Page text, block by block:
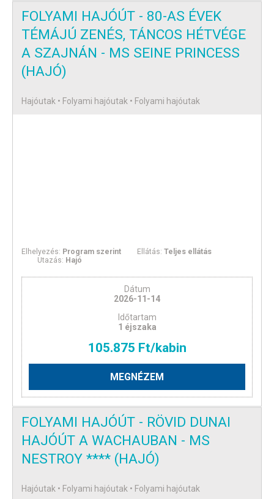
FOLYAMI HAJÓÚT - 80-AS ÉVEK
TÉMÁJÚ ZENÉS, TÁNCOS HÉTVÉGE
A SZAJNÁN - MS SEINE PRINCESS
(HAJÓ)
Hajóutak • Folyami hajóutak • Folyami hajóutak
Elhelyezés: Program szerint Ellátás:Teljes ellátás
Utazás: Hajó
Dátum
2026-11-14
Időtartam
1 éjszaka
105.875 Ft/kabin
MEGNÉZEM
FOLYAMI HAJÓÚT - RÖVID DUNAI
HAJÓÚT A WACHAUBAN - MS
NESTROY **** (HAJÓ)
Hajóutak • Folyami hajóutak • Folyami hajóutak